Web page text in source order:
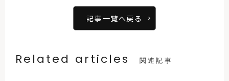
記事一覧へ戻る
Related articles 関連記事